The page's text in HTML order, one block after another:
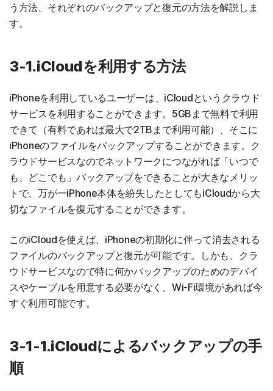
う方法、それぞれのバックアップと復元の方法を解説しま
す。
3-1.iCloudを利用する方法
iPhoneを利用しているユーザーは、iCloudというクラウド
サービスを利用することができます。5GBまで無料で利用
できて（有料であれば最大で2TBまで利用可能）、そこに
iPhoneのファイルをバックアップすることができます。ク
ラウドサービスなのでネットワークにつながれば「いつで
も、どこでも」バックアップをできることが大きなメリッ
トで、万が一iPhone本体を紛失したとしてもiCloudから大
切なファイルを復元することができます。
このiCloudを使えば、iPhoneの初期化に伴って消去される
ファイルのバックアップと復元が可能です。しかも、クラ
ウドサービスなので特に何かバックアップのためのデバイ
スやケーブルを用意する必要がなく、Wi-Fi環境があれば今
すぐ利用可能です。
3-1-1.iCloudによるバックアップの手
順